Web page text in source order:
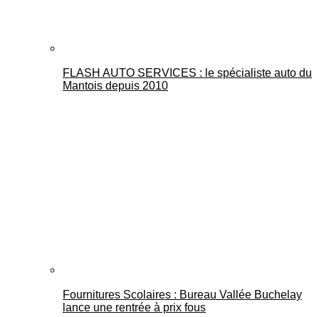
FLASH AUTO SERVICES : le spécialiste auto du
Mantois depuis 2010
Fournitures Scolaires : Bureau Vallée Buchelay
lance une rentrée à prix fous